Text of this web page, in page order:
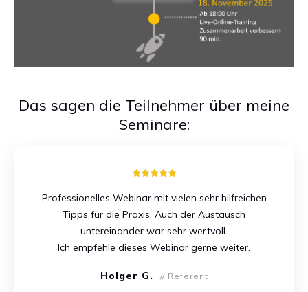
Das sagen die Teilnehmer über meine
Seminare:
Professionelles Webinar mit vielen sehr hilfreichen
Tipps für die Praxis. Auch der Austausch
untereinander war sehr wertvoll.
Ich empfehle dieses Webinar gerne weiter.
Holger G. // Referent